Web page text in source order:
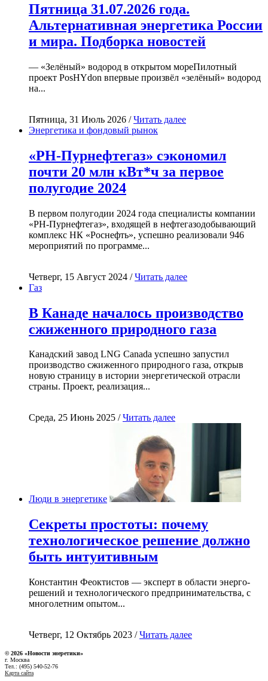
Пятница 31.07.2026 года.
Альтернативная энергетика России
и мира. Подборка новостей
— «Зелёный» водород в открытом мореПилотный
проект PosHYdon впервые произвёл «зелёный» водород
на...
Пятница, 31 Июль 2026 /Читать далее
Энергетика и фондовый рынок
«РН-Пурнефтегаз» сэкономил
почти 20 млн кВт*ч за первое
полугодие 2024
В первом полугодии 2024 года специалисты компании
«РН-Пурнефтегаз», входящей в нефтегазодобывающий
комплекс НК «Роснефть», успешно реализовали 946
мероприятий по программе...
Четверг, 15 Август 2024 /Читать далее
Газ
В Канаде началось производство
сжиженного природного газа
Канадский завод LNG Canada успешно запустил
производство сжиженного природного газа, открыв
новую страницу в истории энергетической отрасли
страны. Проект, реализация...
Среда, 25 Июнь 2025 /Читать далее
Люди в энергетике
Секреты простоты: почему
технологическое решение должно
быть интуитивным
Константин Феоктистов — эксперт в области энерго-
решений и технологического предпринимательства, с
многолетним опытом...
Четверг, 12 Октябрь 2023 /Читать далее
© 2026 «Новости энеретики»
г. Москва
Тел.: (495) 540-52-76
Карта сайта